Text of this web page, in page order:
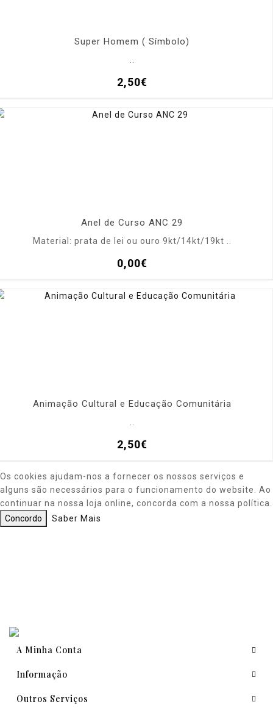
Super Homem ( Símbolo)
2,50€
Anel de Curso ANC 29
Material: prata de lei ou ouro 9kt/14kt/19kt ..
0,00€
Animação Cultural e Educação Comunitária
2,50€
Os cookies ajudam-nos a fornecer os nossos serviços e
alguns são necessários para o funcionamento do website. Ao
continuar na nossa loja online, concorda com a nossa política.
Concordo
Saber Mais
A Minha Conta
Informação
Outros Serviços